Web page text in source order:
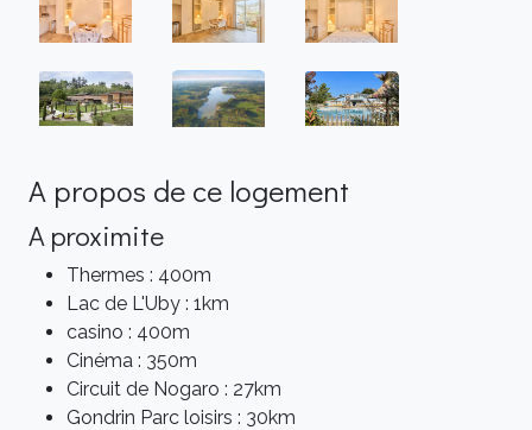
A propos de ce logement
A proximite
Thermes : 400m
Lac de L'Uby : 1km
casino : 400m
Cinéma : 350m
Circuit de Nogaro : 27km
Gondrin Parc loisirs : 30km